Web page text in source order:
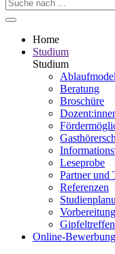
Home
Studium
Studium
Beratung
Broschüre
Leseprobe
Partner und
Referenzen
Gipfeltreffen
Online-Bewerbung